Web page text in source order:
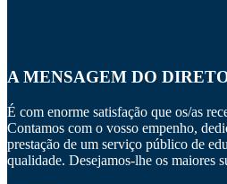
A MENSAGEM DO
É com enorme satisfação que os/as
Contamos com o vosso empenho,
prestação de um serviço público de
qualidade. Desejamos-lhe os maiores